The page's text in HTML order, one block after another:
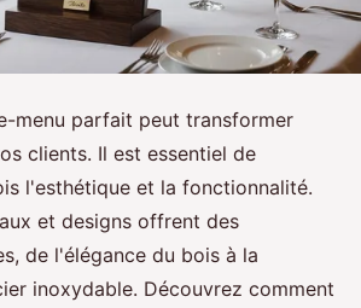
menu parfait peut transformer
clients. Il est essentiel de
l'esthétique et la fonctionnalité.
et designs offrent des
de l'élégance du bois à la
inoxydable. Découvrez comment